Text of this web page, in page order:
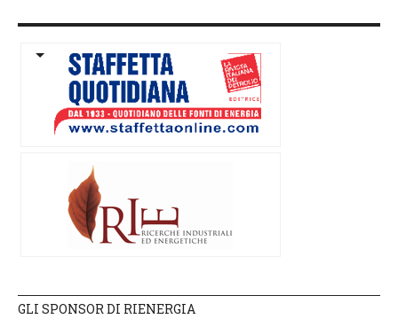
GLI SPONSOR DI RIENERGIA